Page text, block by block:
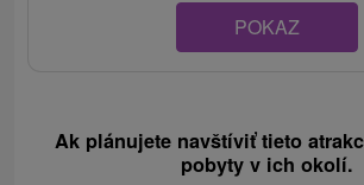
POKAZ
Ak plánujete navštíviť tieto
pobyty v ich okolí.